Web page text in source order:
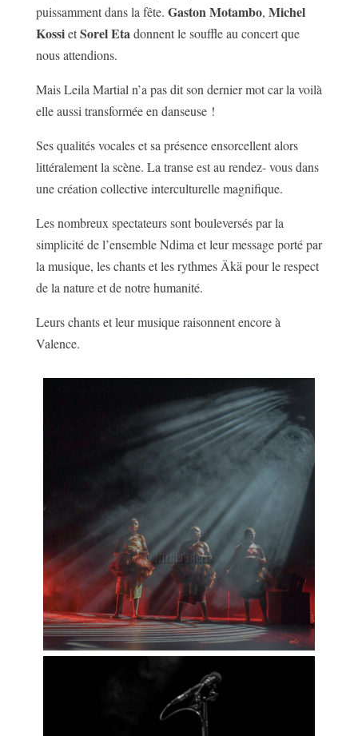
puissamment dans la fête. Gaston Motambo, Michel
KossietSorel Etadonnent le souffle au concert que
nous attendions.
Mais Leila Martial n’a pas dit son dernier mot car la voilà
elle aussi transformée en danseuse !
Ses qualités vocales et sa présence ensorcellent alors
littéralement la scène. La transe est au rendez- vous dans
une création collective interculturelle magnifique.
Les nombreux spectateurs sont bouleversés par la
simplicité de l’ensemble Ndima et leur message porté par
la musique, les chants et les rythmes Äkä pour le respect
de la nature et de notre humanité.
Leurs chants et leur musique raisonnent encore à
Valence.